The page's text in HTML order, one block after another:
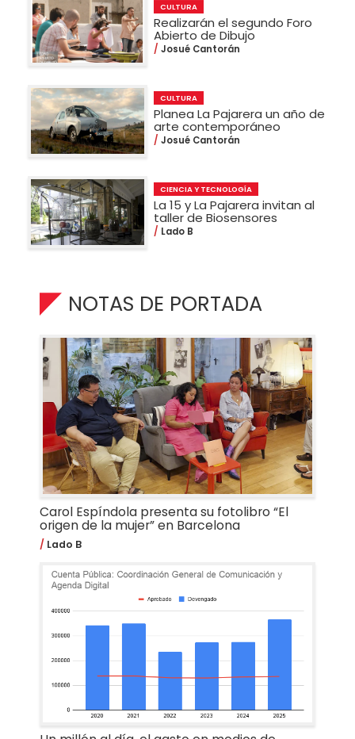
CULTURA
Realizarán el segundo Foro
Abierto de Dibujo
Josué Cantorán
CULTURA
Planea La Pajarera un año de
arte contemporáneo
Josué Cantorán
CIENCIA Y TECNOLOGÍA
La 15 y La Pajarera invitan al
taller de Biosensores
Lado B
NOTAS DE PORTADA
Carol Espíndola presenta su fotolibro “El
origen de la mujer” en Barcelona
Lado B